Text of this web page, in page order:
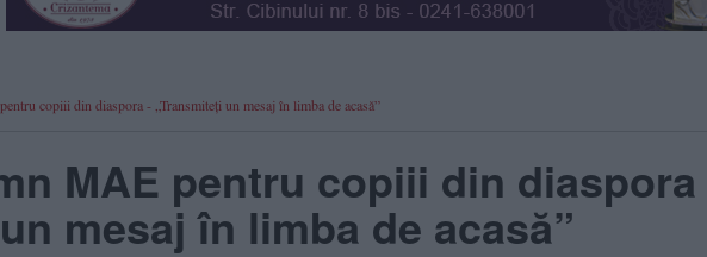
copiii din diaspora - „Transmiteți un mesaj în limba de acasă”
MAE pentru copiii din diaspora
mesaj în limba de acasă”